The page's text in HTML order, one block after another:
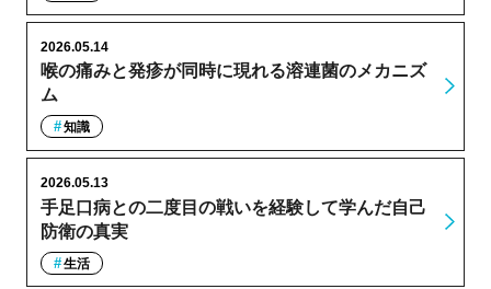
喉の痛みと発疹が同時に現れる溶連菌のメカニズ
ム
2026.05.14
知識
手足口病との二度目の戦いを経験して学んだ自己
防衛の真実
2026.05.13
生活